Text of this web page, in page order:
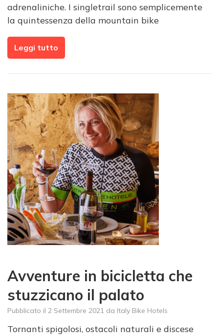
adrenaliniche. I singletrail sono semplicemente
la quintessenza della mountain bike
Leggi tutto
Avventure in bicicletta che
stuzzicano il palato
Pubblicato il 2 Settembre 2021 da Italy Bike Hotels
Tornanti spigolosi, ostacoli naturali e discese